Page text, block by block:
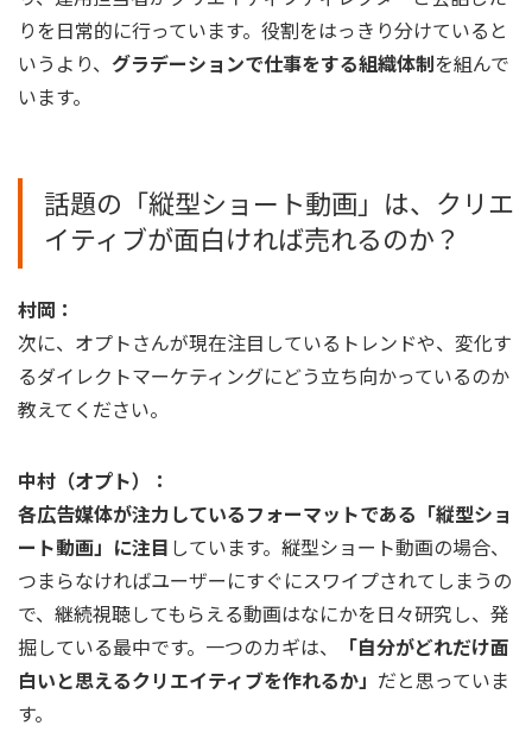
りを日常的に行っています。役割をはっきり分けていると
いうより、 グラデーションで仕事をする組織体制を組んで
います。
話題の「縦型ショート動画」は、クリエ
イティブが面白ければ売れるのか？
村岡：
次に、オプトさんが現在注目しているトレンドや、変化す
るダイレクトマーケティングにどう立ち向かっているのか
教えてください。
中村（オプト）：
各広告媒体が注力しているフォーマットである「縦型ショ
ート動画」に注目 しています。縦型ショート動画の場合、
つまらなければユーザーにすぐにスワイプされてしまうの
で、継続視聴してもらえる動画はなにかを日々研究し、発
掘している最中です。一つのカギは、
「自分がどれだけ面
白いと思えるクリエイティブを作れるか」 だと思っていま
す。